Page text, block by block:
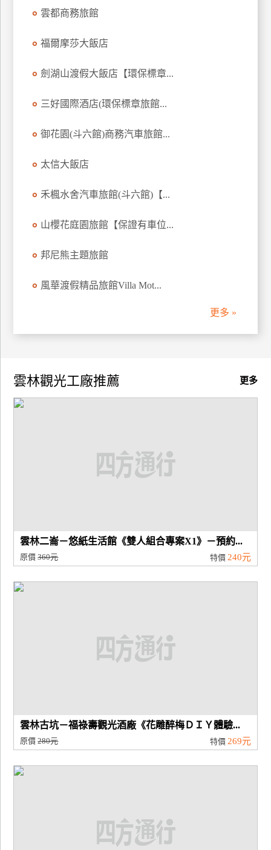
旅
計
雲都商務旅館
福爾摩莎大飯店
劍湖山渡假大飯店【環保標章...
三好國際酒店(環保標章旅館...
御花園(斗六館)商務汽車旅館...
太信大飯店
禾楓水舍汽車旅館(斗六館)【...
山櫻花庭園旅館【保證有車位...
邦尼熊主題旅館
風華渡假精品旅館Villa Mot...
更多 »
更多
雲林觀光工廠推薦
雲林二崙－悠紙生活館《雙人組合專案X1》－預約...
原價360元 特價 240元
雲林古坑－福祿壽觀光酒廠《花雕醉梅ＤＩＹ體驗...
原價280元 特價 269元